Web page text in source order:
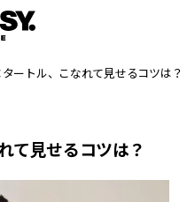
ートル、こなれて見せるコツは？
て見せるコツは？